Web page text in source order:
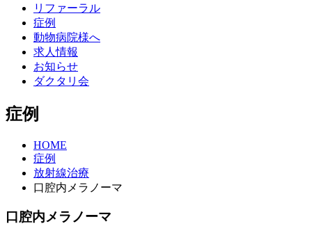
リファーラル
症例
動物病院様へ
求人情報
お知らせ
ダクタリ会
症例
HOME
症例
放射線治療
口腔内メラノーマ
口腔内メラノーマ